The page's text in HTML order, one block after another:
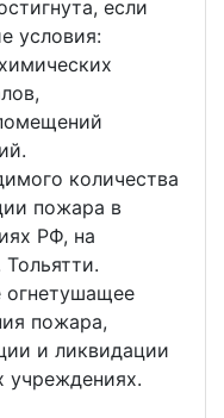
если
условия:
количества
пожара в
РФ, на
огнетушащее
пожара,
и ликвидации
учреждениях.